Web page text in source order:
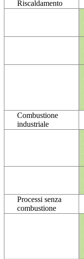
Riscaldamento
Combustione
industriale
Processi senza
combustione